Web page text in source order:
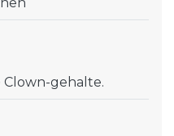
Clown-gehalte.